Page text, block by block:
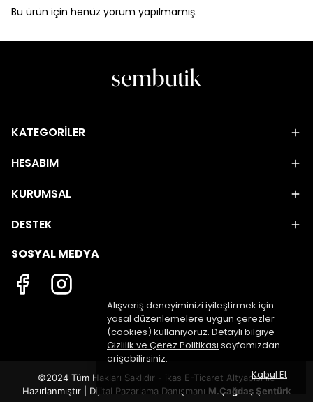
Alışveriş deneyiminizi iyileştirmek için
yasal düzenlemelere uygun çerezler
(cookies) kullanıyoruz. Detaylı bilgiye
Gizlilik ve Çerez Politikası sayfamızdan
erişebilirsiniz.
Kabul Et
Bu ürün için henüz yorum yapılmamış.
KATEGORİLER
HESABIM
KURUMSAL
DESTEK
SOSYAL MEDYA
©2024 Tüm Hakları Saklıdır - ikas E-Ticaret Altyapısı ile
Hazırlanmıştır | Dijital Pazarlama Danışmanı M.Çağdaş Şentürk